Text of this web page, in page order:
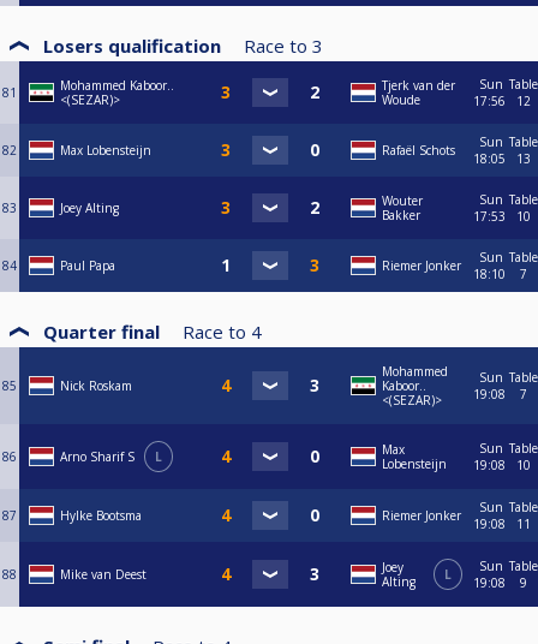
Losers qualification Race to 3
81
Mohammed Kaboor..
<(SEZAR)>
Tjerk van der
Woude
Sun
17:56
Table
12
82 Max Lobensteijn Rafaël Schots
Sun
18:05
Table
13
83 Joey Alting
Wouter
Bakker
Sun
17:53
Table
10
84 Paul Papa Riemer Jonker
Sun
18:10
Table
7
Quarter final Race to 4
85 Nick Roskam
Mohammed
Kaboor..
<(SEZAR)>
Sun
19:08
Table
7
86 Arno Sharif S L
Max
Lobensteijn
Sun
19:08
Table
10
87 Hylke Bootsma Riemer Jonker
Sun
19:08
Table
11
88 Mike van Deest
Joey
Alting
L
Sun
19:08
Table
9